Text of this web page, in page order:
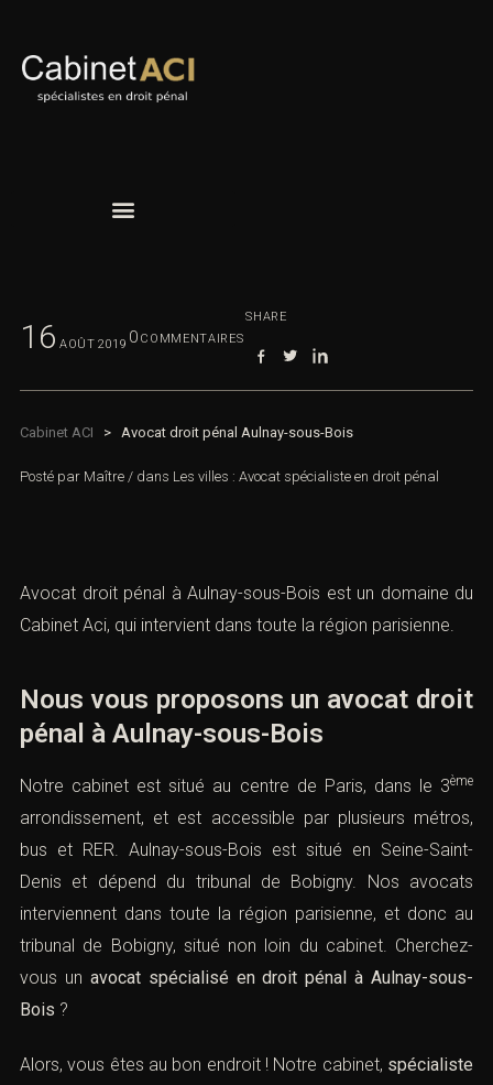
16 AOÛT 2019 0 COMMENTAIRES
SHARE
Cabinet ACI > Avocat droit pénal Aulnay-sous-Bois
Posté par Maître / dans Les villes : Avocat spécialiste en droit pénal
Avocat droit pénal à Aulnay-sous-Bois est un domaine du
Cabinet Aci, qui intervient dans toute la région parisienne.
Nous vous proposons un avocat droit
pénal à Aulnay-sous-Bois
Notre cabinet est situé au centre de Paris, dans le 3ème
arrondissement, et est accessible par plusieurs métros,
bus et RER. Aulnay-sous-Bois est situé en Seine-Saint-
Denis et dépend du tribunal de Bobigny. Nos avocats
interviennent dans toute la région parisienne, et donc au
tribunal de Bobigny, situé non loin du cabinet. Cherchez-
vous un avocat spécialisé en droit pénal à Aulnay-sous-
Bois ?
Alors, vous êtes au bon endroit ! Notre cabinet, spécialiste